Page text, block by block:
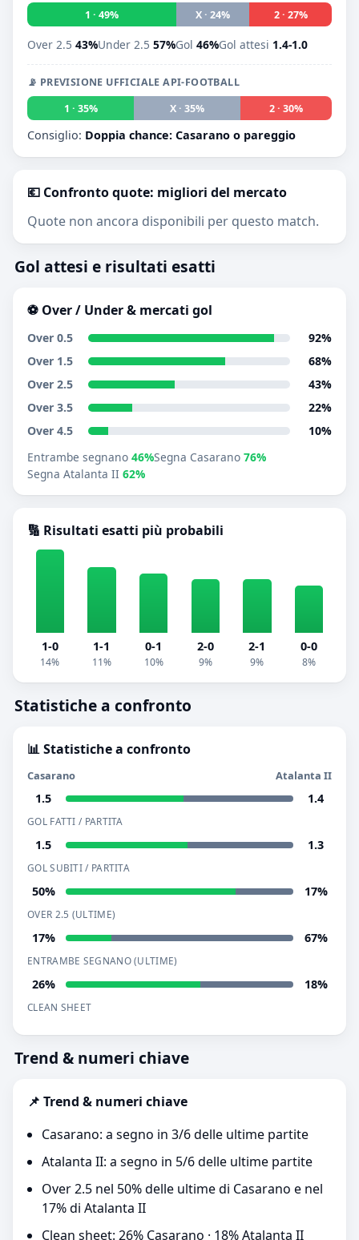
1 · 49% X · 24% 2 · 27%
Over 2.5 43%Under 2.5 57%Gol 46%Gol attesi 1.4-1.0
📡 PREVISIONE UFFICIALE API-FOOTBALL
1 · 35%
X · 35% 2 · 30%
Consiglio: Doppia chance: Casarano o pareggio
💶 Confronto quote: migliori del mercato
Quote non ancora disponibili per questo match.
Gol attesi e risultati esatti
⚽ Over / Under & mercati gol
Over 0.5
92%
Over 1.5
68%
Over 2.5
43%
Over 3.5
22%
Over 4.5
10%
Entrambe segnano 46%Segna Casarano 76%
Segna Atalanta II 62%
🔢 Risultati esatti più probabili
1-0
14%
1-1
11%
0-1
10%
2-0
9%
2-1
9%
0-0
8%
Statistiche a confronto
📊 Statistiche a confronto
Casarano Atalanta II
1.5 1.4
GOL FATTI / PARTITA
1.5 1.3
GOL SUBITI / PARTITA
50% 17%
OVER 2.5 (ULTIME)
17% 67%
ENTRAMBE SEGNANO (ULTIME)
26% 18%
CLEAN SHEET
Trend & numeri chiave
📌 Trend & numeri chiave
Casarano: a segno in 3/6 delle ultime partite
Atalanta II: a segno in 5/6 delle ultime partite
Over 2.5 nel 50% delle ultime di Casarano e nel
17% di Atalanta II
Clean sheet: 26% Casarano · 18% Atalanta II